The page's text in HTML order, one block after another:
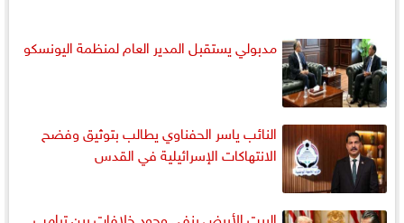
مدبولي يستقبل المدير العام لمنظمة اليونسكو
النائب ياسر الحفناوي يطالب بتوثيق وفضح
الانتهاكات الإسرائيلية في القدس
البيت الأبيض ينفي وجود خلافات بين ترامب